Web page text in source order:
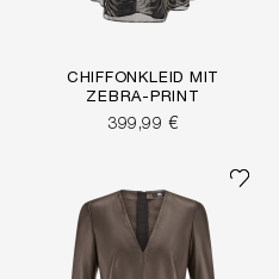
CHIFFONKLEID MIT
ZEBRA-PRINT
399,99 €